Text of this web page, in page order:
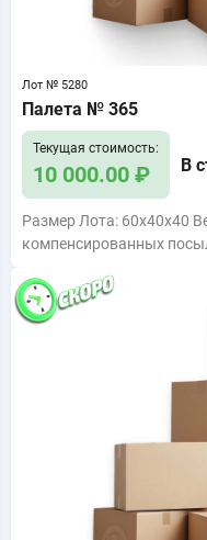
Лот № 5280
Палета № 365
Текущая стоимость:
10 000.00 ₽ В
Размер Лота: 60x40x40
компенсированных